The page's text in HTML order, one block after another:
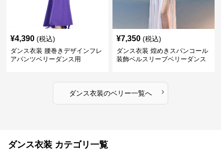
¥4,390 (税込)
ダンス衣装 腰巻きデザインフレ
アパンツベリーダンス用
¥7,350 (税込)
ダンス衣装 煌めきスパンコール
装飾ベルスリーブベリーダンス
ダンス衣装のベリー一覧へ ›
ダンス衣装 カテゴリ一覧